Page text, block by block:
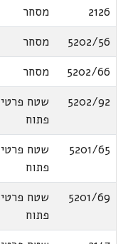
2126
מסחר
5202/56
מסחר
5202/66
מסחר
5202/92
שטח פרטי
פתוח
5201/65
שטח פרטי
פתוח
5201/69
שטח פרטי
פתוח